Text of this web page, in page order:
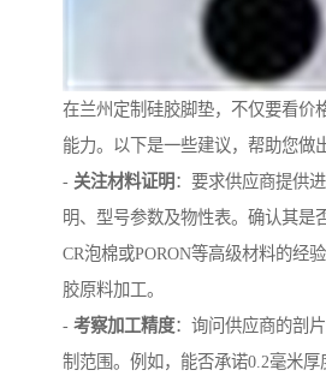
在兰州定制硅胶脚垫，不仅要看价
能力。以下是一些建议，帮助您做
- 关注材料证明：要求供应商提供
明、型号参数及物性表。确认其是
CR泡棉或PORON等高级材料的经
胶原料加工。
- 考察加工精度：询问供应商的剖
制范围。例如，能否承诺0.2毫米厚